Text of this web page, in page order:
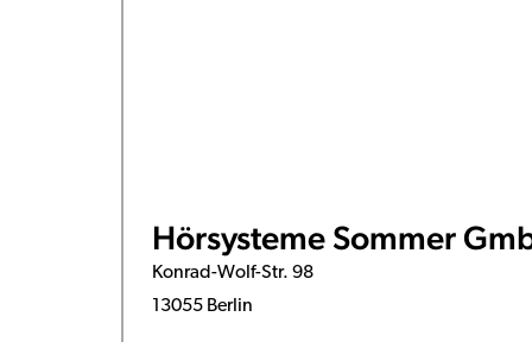
Hörsysteme Sommer
Konrad-Wolf-Str. 98
13055 Berlin